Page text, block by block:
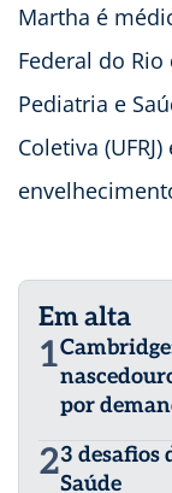
Martha é
Federal do
Pediatria e
Coletiva
Em alta
1
por
23 desafios
Saúde